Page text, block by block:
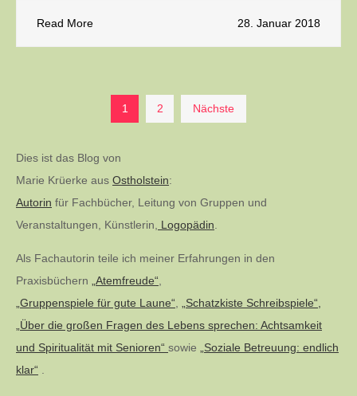
Read More 28. Januar 2018
Seitennummerierung
der
Beiträge
1 2 Nächste
Dies ist das Blog von
Marie Krüerke aus Ostholstein:
Autorin für Fachbücher, Leitung von Gruppen und
Veranstaltungen, Künstlerin,
Logopädin
Als Fachautorin teile ich meiner Erfahrungen in den
Praxisbüchern
„Atemfreude“
„Gruppenspiele für gute Laune“
„Schatzkiste Schreibspiele“,
„Über die großen Fragen des Lebens sprechen: Achtsamkeit
und Spiritualität mit Senioren“ sowie
„Soziale Betreuung: endlich
klar“